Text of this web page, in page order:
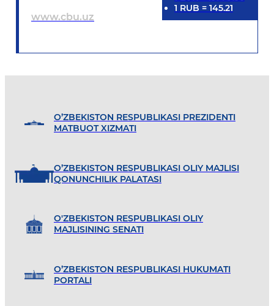
www.cbu.uz
1 RUB = 145.21
O’ZBEKISTON RESPUBLIKASI PREZIDENTI
MATBUOT XIZMATI
O’ZBEKISTON RESPUBLIKASI OLIY MAJLISI
QONUNCHILIK PALATASI
O'ZBEKISTON RESPUBLIKASI OLIY
MAJLISINING SENATI
O’ZBEKISTON RESPUBLIKASI HUKUMATI
PORTALI